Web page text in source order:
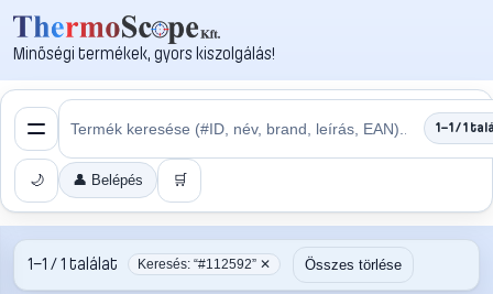
Minőségi termékek, gyors kiszolgálás!
1–1 / 1
🌙 👤 Belépés 🛒
1–1 / 1 találat Keresés: “#112592” ✕ Összes törlése